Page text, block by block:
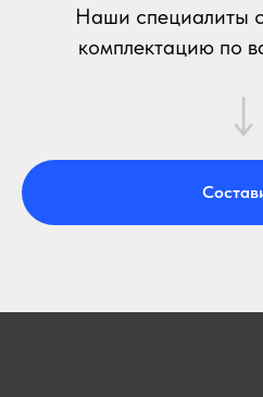
Наши специалиты
комплектацию по